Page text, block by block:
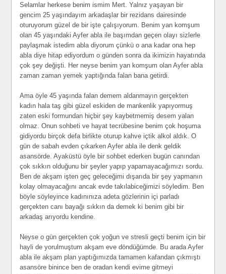
Selamlar herkese benim ismim Mert. Yalnız yaşayan bir
gencim 25 yaşındayım arkadaşlar bir rezidans dairesinde
oturuyorum güzel de bir işte çalışıyorum. Benim yan komşum
olan 45 yaşındaki Ayfer abla ile başımdan geçen olayı sizlerle
paylaşmak istedim abla diyorum çünkü o ana kadar ona hep
abla diye hitap ediyordum o günden sonra da ikimizin hayatında
çok şey değişti. Her neyse benim yan komşum olan Ayfer abla
zaman zaman yemek yaptığında falan bana getirdi.
Ama öyle 45 yaşında falan demem aldanmayın gerçekten
kadın hala taş gibi güzel eskiden de mankenlik yapıyormuş
zaten eski formundan hiçbir şey kaybetmemiş desem yalan
olmaz. Onun sohbeti ve hayat tecrübesine benim çok hoşuma
gidiyordu birçok defa birlikte oturup kahve içtik alkol aldık. O
gün de sabah evden çıkarken Ayfer abla ile denk geldik
asansörde. Ayaküstü öyle bir sohbet ederken bugün canından
çok sıkkın olduğunu bir şeyler yapıp yapamayacağımızı sordu.
Ben de akşam işten geç geleceğimi dışarıda bir şey yapmanın
kolay olmayacağını ancak evde takılabiceğimizi söyledim. Ben
böyle söyleyince kadınınıza adeta gözlerinin içi parladı
gerçekten canı bayağı sıkkın da demek ki benim gibi bir
arkadaş arıyordu kendine.
Neyse o gün gerçekten çok yoğun ve stresli geçti benim için bir
hayli de yorulmuştum akşam eve döndüğümde. Bu arada Ayfer
abla ile akşam plan yaptığımızda tamamen kafandan çıkmıştı
asansöre binince ben de oradan kendi evime gitmeyi